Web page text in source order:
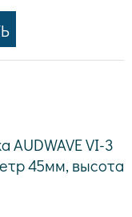
AUDWAVE VI-3
45мм, высота